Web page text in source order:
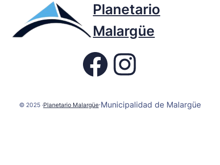
Planetario
Malargüe
Fb page Planetario Instagram
© 2025 ·Planetario Malargüe·Municipalidad de Malargüe